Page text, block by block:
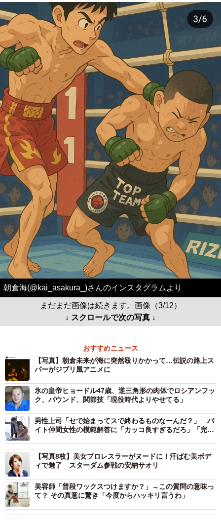
朝倉海(@kai_asakura_)さんのインスタグラムより
まだまだ画像は続きます。画像（3/12）
↓ スクロールで次の写真 ↓
おすすめニュース
【写真】朝倉未来が海に突然殴りかかって…伝説の路上ス
パーがジブリ風アニメに
氷の皇帝ヒョードル47歳、逆三角形の肉体でロシアンフッ
ク、パウンド、関節技「現役時代よりやせてる」
男性上司「セで始まってスで終わるものなーんだ？」 バ
イト仲間女性の模範解答に「カッコ良すぎるだろ」「完璧
【写真8枚】美女プロレスラーがヌードに！汗ばむ美ボデ
ィで魅了 スターダム参戦の安納サオリ
美容師「普段ワックスつけますか？」→この質問の意味っ
て？ その真意に驚き「今度からハッキリ言うわ」